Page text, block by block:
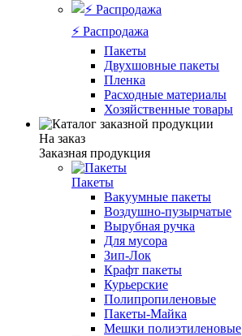
⚡️ Распродажа
Пакеты
Двухшовные пакеты
Пленка
Расходные материалы
Хозяйственные товары
На заказ
Заказная продукция
Пакеты
Вакуумные пакеты
Воздушно-пузырчатые
Вырубная ручка
Для мусора
Зип-Лок
Крафт пакеты
Курьерские
Полипропиленовые
Пакеты-Майка
Мешки полиэтиленовые